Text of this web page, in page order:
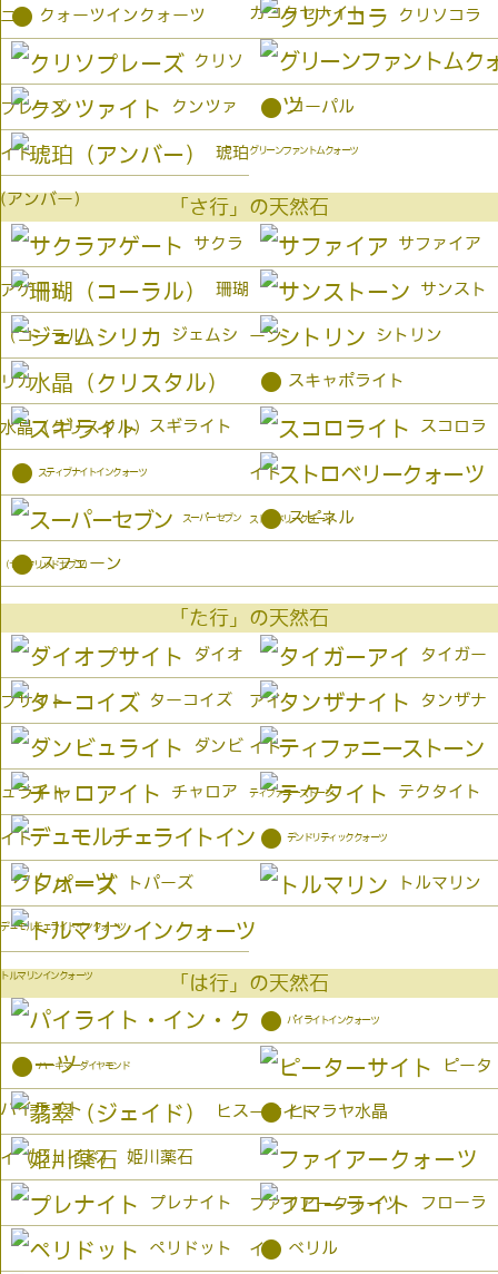
カコクセナイト
ニー
● クォーツインクォーツ クリソコラ
クリソ
プレーズ
グリーンファントムクォーツ
クンツァ
イト
● コーパル
琥珀
(アンバー） 「さ行」の天然石
サクラ
アゲート
サファイア
珊瑚
（コーラル）
サンスト
ーン
ジェムシ
リカ
シトリン
水晶（クリスタル）
● スキャポライト
スギライト スコロラ
イト
● スティブナイトインクォーツ
ストロベリークォーツ
スーパーセブン
（セイクリッドセブン）
● スピネル
● スフェーン
「た行」の天然石
ダイオ
プサイト
タイガー
アイ
ターコイズ タンザナ
イト
ダンビ
ュライト ティファニーストーン
チャロア
イト
テクタイト
デュモルチェライトインクォーツ
● デンドリティッククォーツ
トパーズ トルマリン
トルマリンインクォーツ 「は行」の天然石
パイライト
● パイライトインクォーツ
● ハーキマーダイヤモンド ピータ
ーサイト
ヒス
イ（ジェイド）
● ヒマラヤ水晶
姫川薬石
ファイアークォーツ
プレナイト フローラ
イト
ペリドット ● ベリル